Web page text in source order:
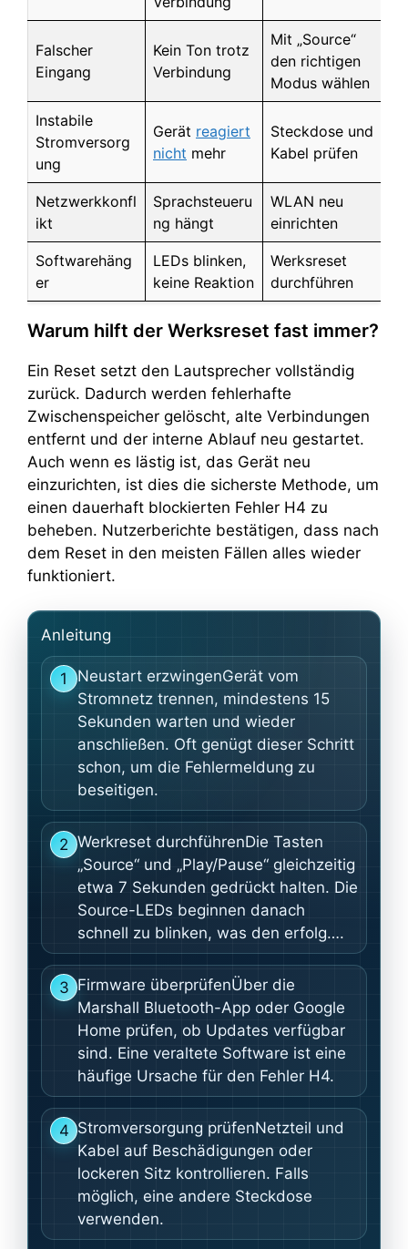
Falscher
Eingang
Kein Ton trotz
Verbindung
Mit „Source“
den richtigen
Modus wählen
Instabile
Stromversorg
ung
Gerät reagiert
nicht mehr
Steckdose und
Kabel prüfen
Netzwerkkonfl
ikt
Sprachsteueru
ng hängt
WLAN neu
einrichten
Softwarehäng
er
LEDs blinken,
keine Reaktion
Werksreset
durchführen
Warum hilft der Werksreset fast immer?
Ein Reset setzt den Lautsprecher vollständig
zurück. Dadurch werden fehlerhafte
Zwischenspeicher gelöscht, alte Verbindungen
entfernt und der interne Ablauf neu gestartet.
Auch wenn es lästig ist, das Gerät neu
einzurichten, ist dies die sicherste Methode, um
einen dauerhaft blockierten Fehler H4 zu
beheben. Nutzerberichte bestätigen, dass nach
dem Reset in den meisten Fällen alles wieder
funktioniert.
Anleitung
1 Neustart erzwingenGerät vom
Stromnetz trennen, mindestens 15
Sekunden warten und wieder
anschließen. Oft genügt dieser Schritt
schon, um die Fehlermeldung zu
beseitigen.
2 Werkreset durchführenDie Tasten
„Source“ und „Play/Pause“ gleichzeitig
etwa 7 Sekunden gedrückt halten. Die
Source-LEDs beginnen danach
schnell zu blinken, was den erfolg….
3 Firmware überprüfenÜber die
Marshall Bluetooth-App oder Google
Home prüfen, ob Updates verfügbar
sind. Eine veraltete Software ist eine
häufige Ursache für den Fehler H4.
4 Stromversorgung prüfenNetzteil und
Kabel auf Beschädigungen oder
lockeren Sitz kontrollieren. Falls
möglich, eine andere Steckdose
verwenden.